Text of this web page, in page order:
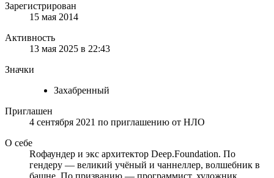
Зарегистрирован
15 мая 2014
Активность
13 мая 2025 в 22:43
Значки
Захабренный
Приглашен
4 сентября 2021 по приглашению от НЛО
О себе
Rофаундер и экс архитектор Deep.Foundation. По
гендеру — великий учёный и чаннеллер, волшебник в
башне. По призванию — программист, художник,